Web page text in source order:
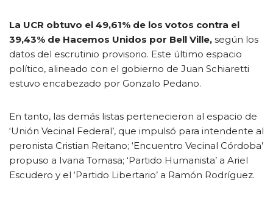
La UCR obtuvo el 49,61% de los votos contra el
39,43% de Hacemos Unidos por Bell Ville, según los
datos del escrutinio provisorio. Este último espacio
político, alineado con el gobierno de Juan Schiaretti
estuvo encabezado por Gonzalo Pedano.
En tanto, las demás listas pertenecieron al espacio de
‘Unión Vecinal Federal’, que impulsó para intendente al
peronista Cristian Reitano; ‘Encuentro Vecinal Córdoba’
propuso a Ivana Tomasa; ‘Partido Humanista’ a Ariel
Escudero y el ‘Partido Libertario’ a Ramón Rodríguez.